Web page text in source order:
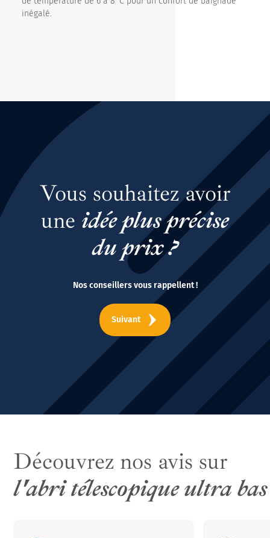
inégalé.
Vous souhaitez avoir
une idée plus précise
du prix ?
Nos conseillers vous rappellent !
Suivant
Découvrez nos avis sur
l'abri télescopique ultra bas